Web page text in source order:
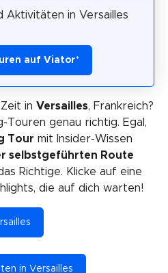
Aktivitäten in Versailles
auf Viator*
in Versailles, Frankreich?
Touren genau richtig. Egal,
Tour mit Insider-Wissen
selbstgeführten Route
Richtige. Klicke auf eine
die auf dich warten!
in Versailles